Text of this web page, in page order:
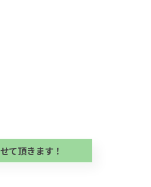
追加済の
閉じ下さい。
て頂きます！
て頂きます！